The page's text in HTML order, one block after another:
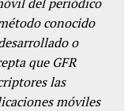
conocido
o
que GFR
las
móviles